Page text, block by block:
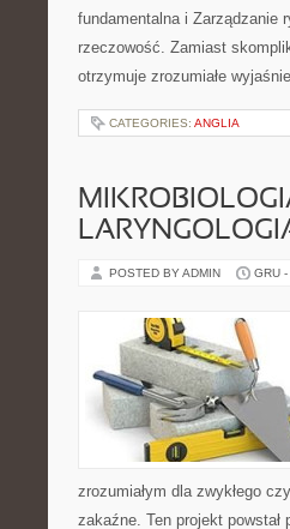
fundamentalna i Zarządzanie
rzeczowość. Zamiast
otrzymuje zrozumiałe
CATEGORIES: ANGLIA
POSTED BY ADMIN GRU
zrozumiałym dla zwykłego
zakaźne. Ten projekt